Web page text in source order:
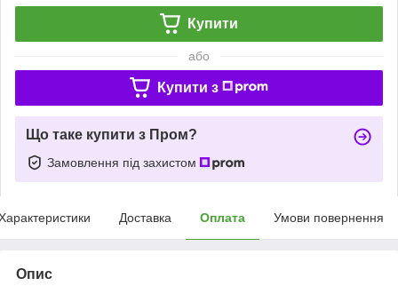
Купити
або
Купити з
Що таке купити з Пром?
Замовлення під захистом
Доставка Оплата Умови повернення
Опис